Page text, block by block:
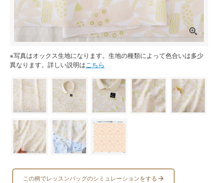
※写真はオックス生地になります。生地の種類によって色合いは多少
異なります。詳しい説明はこちら
この柄でレッスンバッグのシミュレーションをする